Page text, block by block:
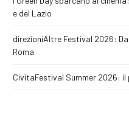
e del Lazio
direzioniAltre Festival 2026:
Roma
CivitaFestival Summer 2026: il